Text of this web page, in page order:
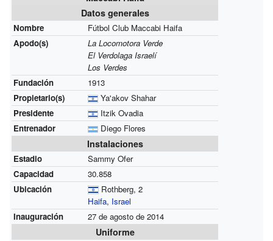
Datos generales
Nombre
Fútbol Club Maccabi Haifa
Apodo(s)
La Locomotora Verde
El Verdolaga Israelí
Los Verdes
Fundación
1913
Propietario(s)
Ya'akov Shahar
Presidente
Itzik Ovadia
Entrenador
Diego Flores
Instalaciones
Estadio
Sammy Ofer
Capacidad
30.858
Ubicación
Rothberg, 2
Haifa, Israel
Inauguración
27 de agosto de 2014
Uniforme